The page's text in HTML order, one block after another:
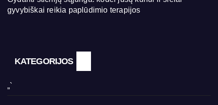
gyvybiškai reikia paplūdimio terapijos
KATEGORIJOS
„`